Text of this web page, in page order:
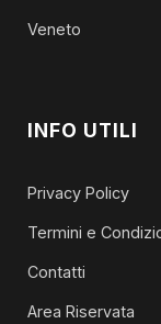
Veneto
INFO UTILI
Privacy Policy
Termini e
Contatti
Area Riservata